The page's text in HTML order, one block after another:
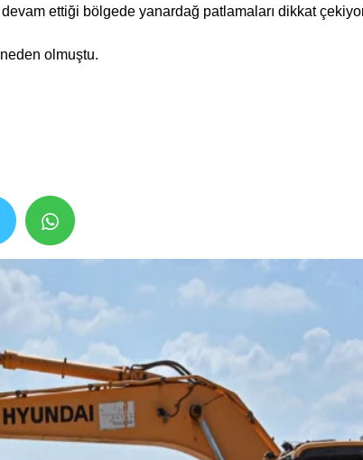
ettiği bölgede yanardağ patlamaları dikkat
olmuştu.